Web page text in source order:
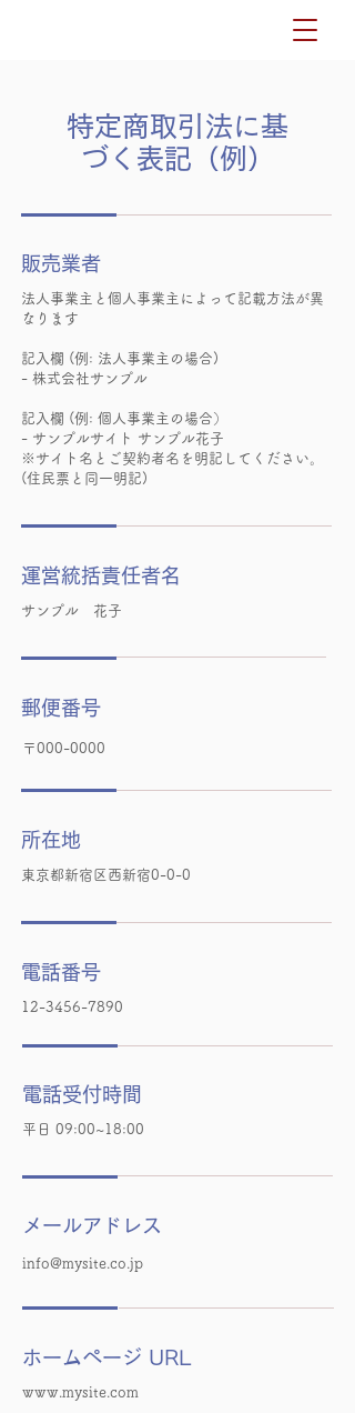
特定商取引法に基
づく表記（例）
販売業者
法人事業主と個人事業主によって記載方法が異
なります
記入欄 (例: 法人事業主の場合)
- 株式会社サンプル
記入欄 (例: 個人事業主の場合）
- サンプルサイト サンプル花子
※サイト名とご契約者名を明記してください。
(住民票と同一明記)
運営統括責任者名
サンプル 花子
郵便番号
〒000-0000
所在地
東京都新宿区西新宿0-0-0
電話番号
12-3456-7890
電話受付時間
平日 09:00~18:00
メールアドレス
info@mysite.co.jp
ホームページ URL
www.mysite.com